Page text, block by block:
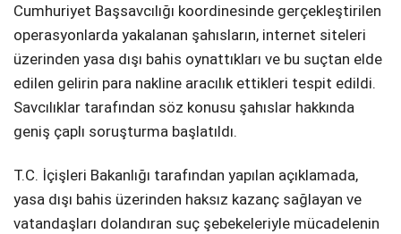
Cumhuriyet Başsavcılığı koordinesinde gerçekleştirilen
operasyonlarda yakalanan şahısların, internet siteleri
üzerinden yasa dışı bahis oynattıkları ve bu suçtan elde
edilen gelirin para nakline aracılık ettikleri tespit edildi.
Savcılıklar tarafından söz konusu şahıslar hakkında
geniş çaplı soruşturma başlatıldı.
T.C. İçişleri Bakanlığı tarafından yapılan açıklamada,
yasa dışı bahis üzerinden haksız kazanç sağlayan ve
vatandaşları dolandıran suç şebekeleriyle mücadelenin